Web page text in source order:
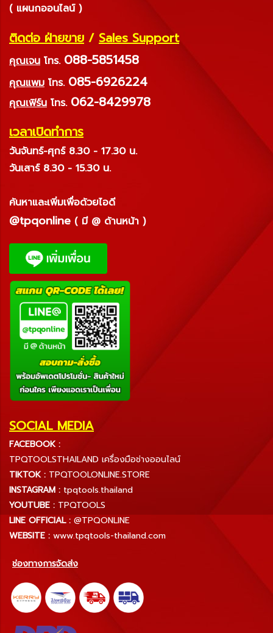
( แผนกออนไลน์ )
ติดต่อ ฝ่ายขาย / Sales Support
คุณเจน โทร. 088-5851458
คุณแพม โทร. 085-6926224
คุณเฟิร์น โทร. 062-8429978
เวลาเปิดทำการ
วันจันทร์-ศุกร์ 8.30 - 17.30 น.
วันเสาร์ 8.30 - 15.30 น.
ค้นหาและเพิ่มเพื่อด้วยไอดี
@tpqonline ( มี @ ด้านหน้า )
SOCIAL MEDIA
FACEBOOK :
TPQTOOLSTHAILAND เครื่องมือช่างออนไลน์
TIKTOK : TPQTOOLONLINE.STORE
INSTAGRAM : tpqtools.thailand
YOUTUBE : TPQTOOLS
LINE OFFICIAL : @TPQONLINE
WEBSITE : www.tpqtools-thailand.com
ช่องทางการจัดส่ง